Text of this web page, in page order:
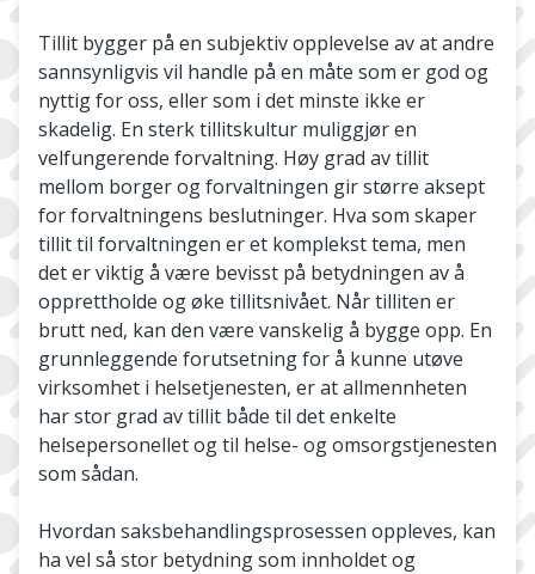
Tillit bygger på en subjektiv opplevelse av at andre
sannsynligvis vil handle på en måte som er god og
nyttig for oss, eller som i det minste ikke er
skadelig. En sterk tillitskultur muliggjør en
velfungerende forvaltning. Høy grad av tillit
mellom borger og forvaltningen gir større aksept
for forvaltningens beslutninger. Hva som skaper
tillit til forvaltningen er et komplekst tema, men
det er viktig å være bevisst på betydningen av å
opprettholde og øke tillitsnivået. Når tilliten er
brutt ned, kan den være vanskelig å bygge opp. En
grunnleggende forutsetning for å kunne utøve
virksomhet i helsetjenesten, er at allmennheten
har stor grad av tillit både til det enkelte
helsepersonellet og til helse- og omsorgstjenesten
som sådan.
Hvordan saksbehandlingsprosessen oppleves, kan
ha vel så stor betydning som innholdet og